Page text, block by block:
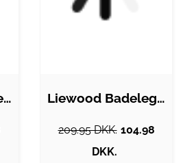
Liewood Stablelegetøj - Silikone -… Liewood Badelegetøj - 2-pak - Vikky -…
209.95 DKK. 104.98
DKK.